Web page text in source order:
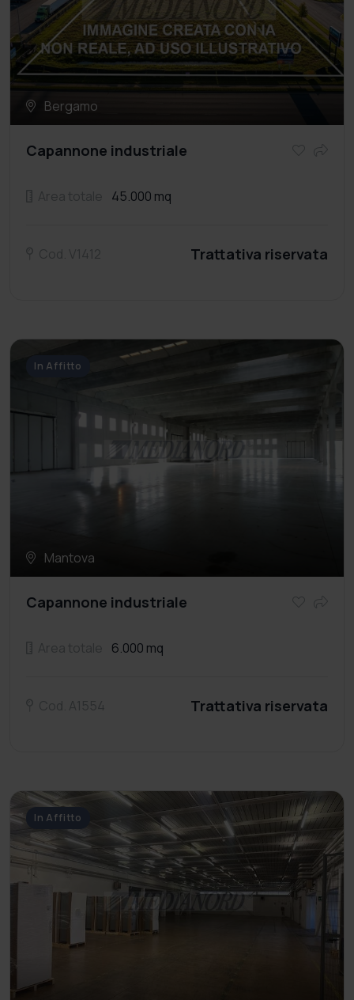
Bergamo
Capannone industriale
45.000 mq
Trattativa riservata
Mantova
In Affitto
Capannone industriale
6.000 mq
Trattativa riservata
In Affitto